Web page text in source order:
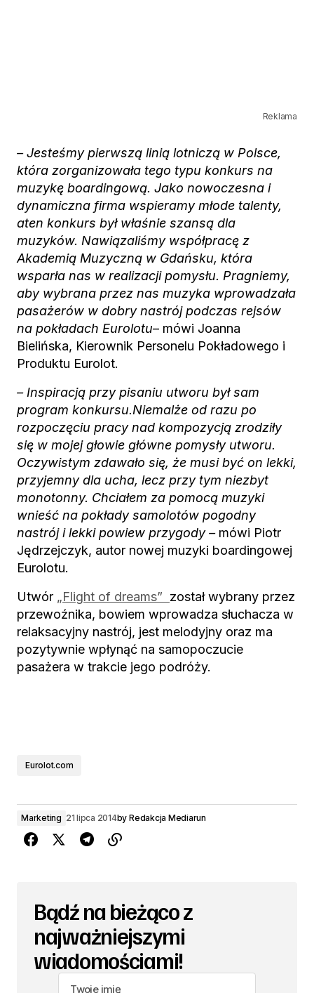
Reklama
– Jesteśmy pierwszą linią lotniczą w Polsce,
która zorganizowała tego typu konkurs na
muzykę boardingową. Jako nowoczesna i
dynamiczna firma wspieramymłode talenty,
aten konkurs był właśnie szansą dla
muzyków. Nawiązaliśmy współpracę z
Akademią Muzyczną w Gdańsku, która
wsparła nas w realizacji pomysłu. Pragniemy,
aby wybrana przez nas muzyka wprowadzała
pasażerów w dobry nastrój podczas rejsów
na pokładach Eurolotu– mówi Joanna
Bielińska, Kierownik Personelu Pokładowego i
Produktu Eurolot.
– Inspiracją przy pisaniu utworu był sam
program konkursu.Niemalże od razu po
rozpoczęciu pracy nad kompozycją zrodziły
się w mojej głowie główne pomysły utworu.
Oczywistym zdawało się, że musi być on lekki,
przyjemny dla ucha, lecz przy tym niezbyt
monotonny. Chciałem za pomocą muzyki
wnieść na pokłady samolotów pogodny
nastrój i lekki powiew przygody – mówi Piotr
Jędrzejczyk, autor nowej muzyki boardingowej
Eurolotu.
Utwór „Flight of dreams” został wybrany przez
przewoźnika, bowiem wprowadza słuchacza w
relaksacyjny nastrój, jest melodyjny oraz ma
pozytywnie wpłynąć na samopoczucie
pasażera w trakcie jego podróży.
Eurolot.com
Marketing 21 lipca 2014by Redakcja Mediarun
Bądź na bieżąco z
najważniejszymi
wiadomościami!